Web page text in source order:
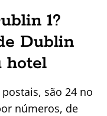
1?
Dublin
hotel
são 24 no
números, de